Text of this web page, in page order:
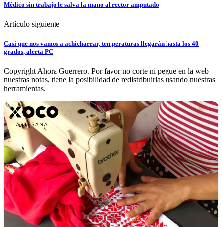
Médico sin trabajo le salva la mano al rector amputado
Artículo siguiente
Casi que nos vamos a achicharrar, temperaturas llegarán hasta los 40
grados, alerta PC
Copyright Ahora Guerrero. Por favor no corte ni pegue en la web
nuestras notas, tiene la posibilidad de redistribuirlas usando nuestras
herramientas.